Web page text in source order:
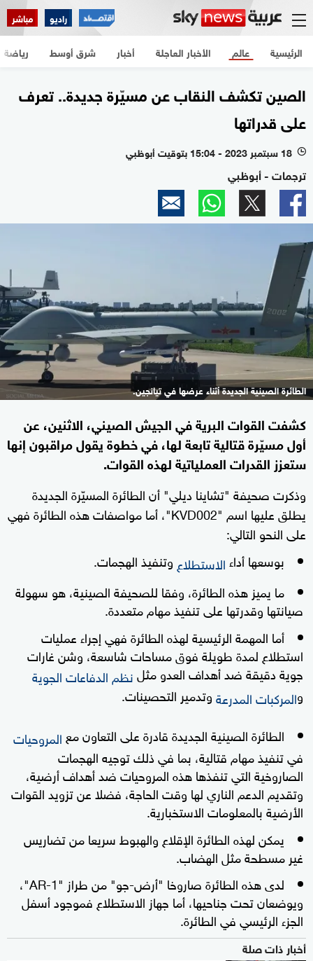
راديو مباشر
الرئيسية الأخبار العاجلة أخبار شرق أوسط عالم رياضة
الصين تكشف النقاب عن مسيّرة جديدة.. تعرف
على قدراتها
l 18 سبتمبر 2023 - 15:04 بتوقيت أبوظبي
ترجمات - أبوظبي
الطائرة الصينية الجديدة أثناء عرضها في تيانجين.
كشفت القوات البرية في الجيش الصيني، الاثنين، عن
أول مسيّرة قتالية تابعة لها، في خطوة يقول مراقبون إنها
ستعزز القدرات العملياتية لهذه القوات.
وذكرت صحيفة "تشاينا ديلي" أن الطائرة المسيّرة الجديدة
يطلق عليها اسم "KVD002"، أما مواصفات هذه الطائرة فهي
على النحو التالي:
بوسعها أداءالاستطلاع وتنفيذ الهجمات.
ما يميز هذه الطائرة، وفقا للصحيفة الصينية، هو سهولة
صيانتها وقدرتها على تنفيذ مهام متعددة.
أما المهمة الرئيسية لهذه الطائرة فهي إجراء عمليات
استطلاع لمدة طويلة فوق مساحات شاسعة، وشن غارات
جوية دقيقة ضد أهداف العدو مثلنظم الدفاعات الجوية
والمركبات المدرعةوتدمير التحصينات.
الطائرة الصينية الجديدة قادرة على التعاون مع المروحيات
في تنفيذ مهام قتالية، بما في ذلك توجيه الهجمات
الصاروخية التي تنفذها هذه المروحيات ضد أهداف أرضية،
وتقديم الدعم الناري لها وقت الحاجة، فضلا عن تزويد القوات
الأرضية بالمعلومات الاستخبارية.
يمكن لهذه الطائرة الإقلاع والهبوط سريعا من تضاريس
غير مسطحة مثل الهضاب.
لدى هذه الطائرة صاروخا "أرض-جو" من طراز "AR-1"،
ويوضعان تحت جناحيها، أما جهاز الاستطلاع فموجود أسفل
الجزء الرئيسي في الطائرة.
أخبار ذات صلة